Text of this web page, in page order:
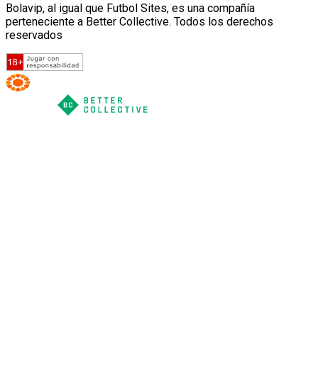
Bolavip, al igual que Futbol Sites, es una compañía
perteneciente a Better Collective. Todos los derechos
reservados